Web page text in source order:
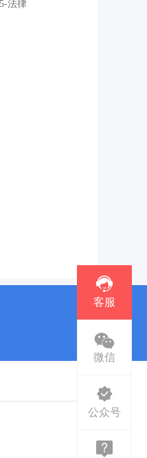
法律
客服
微信
公众号